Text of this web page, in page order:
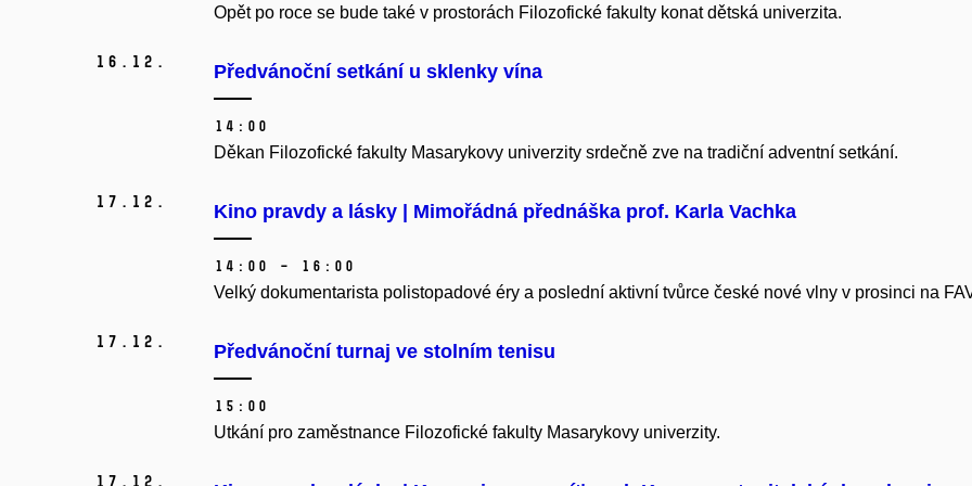
Opět po roce se bude také v prostorách Filozofické fakulty konat dětská univerzita.
16. 12. Předvánoční setkání u sklenky vína
14:00
Děkan Filozofické fakulty Masarykovy univerzity srdečně zve na tradiční adventní setkání.
17. 12. Kino pravdy a lásky | Mimořádná přednáška prof. Karla Vachka
14:00 – 16:00
Velký dokumentarista polistopadové éry a poslední aktivní tvůrce české nové vlny v prosinci na
17. 12. Předvánoční turnaj ve stolním tenisu
15:00
Utkání pro zaměstnance Filozofické fakulty Masarykovy univerzity.
17. 12.